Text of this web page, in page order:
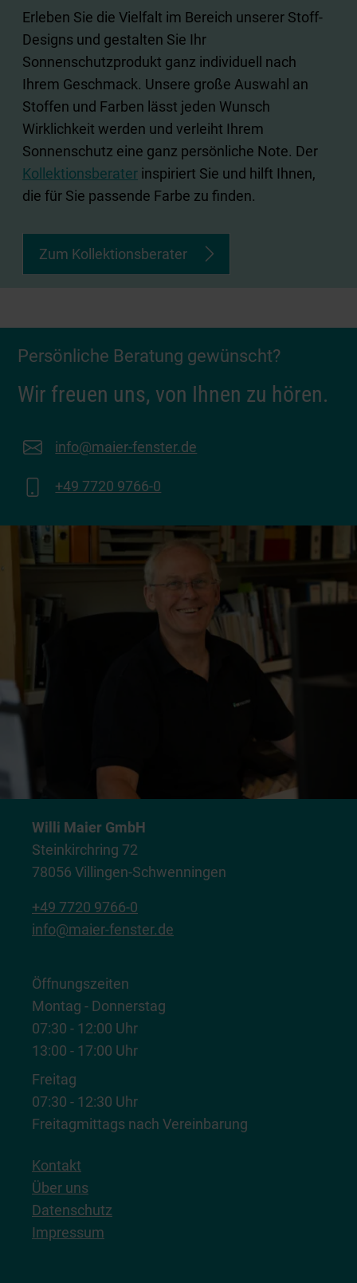
Erleben Sie die Vielfalt im Bereich unserer Stoff-
Designs und gestalten Sie Ihr
Sonnenschutzprodukt ganz individuell nach
Ihrem Geschmack. Unsere große Auswahl an
Stoffen und Farben lässt jeden Wunsch
Wirklichkeit werden und verleiht Ihrem
Sonnenschutz eine ganz persönliche Note. Der
Kollektionsberater inspiriert Sie und hilft Ihnen,
die für Sie passende Farbe zu finden.
Zum Kollektionsberater
Persönliche Beratung gewünscht?
Wir freuen uns, von Ihnen zu hören.
info@maier-fenster.de
+49 7720 9766-0
Willi Maier GmbH
Steinkirchring 72
78056 Villingen-Schwenningen
+49 7720 9766-0
info@maier-fenster.de
Öffnungszeiten
Montag - Donnerstag
07:30 - 12:00 Uhr
13:00 - 17:00 Uhr
Freitag
07:30 - 12:30 Uhr
Freitagmittags nach Vereinbarung
Kontakt
Über uns
Datenschutz
Impressum